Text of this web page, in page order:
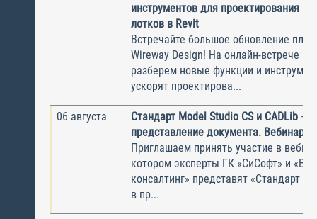
инструментов для проектирования
лотков в Revit
Встречайте большое обновление
Wireway Design! На онлайн-встрече
разберем новые функции и
ускорят проектирова...
06 августа
Стандарт Model Studio CS и CADLib —
представление документа. Вебинар
Приглашаем принять участие в
котором эксперты ГК «СиСофт» и
консалтинг» представят «Стандарт
в пр...